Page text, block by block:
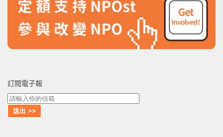
訂閱電子報